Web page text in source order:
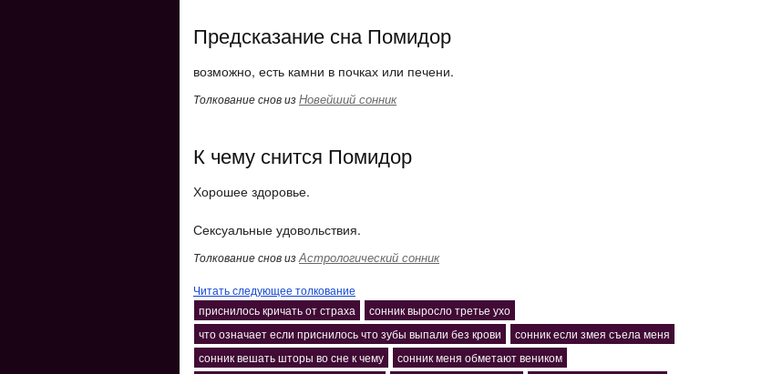
Предсказание сна Помидор
возможно, есть камни в почках или печени.
Толкование снов изНовейший сонник
К чему снится Помидор
Хорошее здоровье.
Сексуальные удовольствия.
Толкование снов изАстрологический сонник
Читать следующее толкование
приснилось кричать от страха
сонник выросло третье ухо
что означает если приснилось что зубы выпали без крови
сонник если змея съела меня
сонник вешать шторы во сне к чему
сонник меня обметают веником